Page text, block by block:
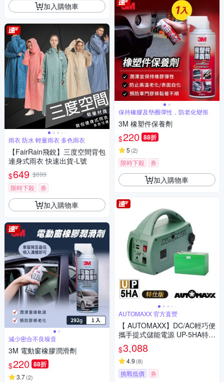
加入購物車
雨衣 防水 輕量雨衣 多色雨衣
【FairRain飛銳】三度空間背包
連身式雨衣 快速出貨-L號
$649 $699
限時下殺
券
加入購物車
減少密合不良噪音
3M 電動窗橡膠潤滑劑
$220 88折
3.7(2)
保持橡膠及墊圈彈性，防老化變形
3M 橡塑件保養劑
$220 88折
5 (2)
限時下殺 券
加入購物車
AUTOMAXX 官方直營
【 AUTOMAXX】DC/AC輕巧便
攜手提式儲能電源 UP-5HA特仕
版
$3,088
4.9 (8)
挑戰低價 券